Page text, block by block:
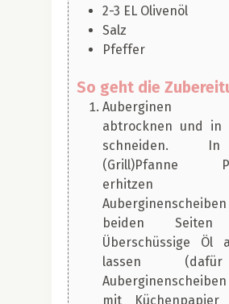
2-3 EL Olivenöl
Salz
Pfeffer
So geht die
Auberginen
abtrocknen und in
schneiden.
(Grill)Pfanne
erhitzen
beiden Seiten
Überschüssige Öl
lassen
mit Küchenpapier